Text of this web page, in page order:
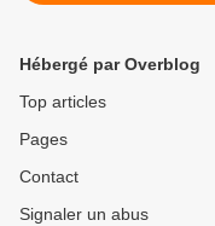
Hébergé par Overblog
Top articles
Pages
Contact
Signaler un abus